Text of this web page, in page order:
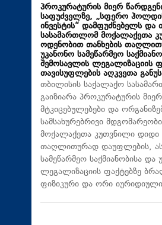
პროკურატურის მიერ
საფუძველზე, „სფერო
ინვესტის“ დამფუძნებელს
სასამართლომ მოქალაქეთა
ოდენობით თანხების
უკანონო სამეწარმეო
შემოსავლის ლეგალიზაციის
თავისუფლების აღკვეთა
თბილისის საქალაქო
გაიზიარა პროკურატურის
მტკიცებულებები და
სამსახურებრივი
მოქალაქეთა კუთვნილი დიდი
თაღლითურად დაუფლების,
სამეწარმეო საქმიანობისა
ლეგალიზაციის ფაქტებზე
ფიზიკური და ორი